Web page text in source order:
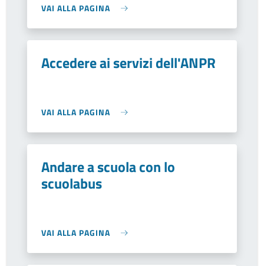
VAI ALLA PAGINA
Accedere ai servizi dell'ANPR
VAI ALLA PAGINA
Andare a scuola con lo
scuolabus
VAI ALLA PAGINA